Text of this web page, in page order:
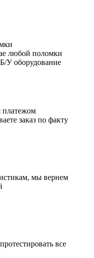
любой поломки
У оборудование
заказ по факту
мы вернем
все